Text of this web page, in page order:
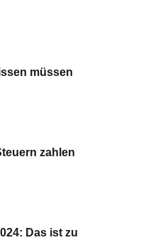
müssen
zahlen
Das ist zu